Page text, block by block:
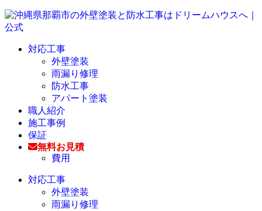
対応工事
外壁塗装
雨漏り修理
防水工事
アパート塗装
職人紹介
施工事例
保証
無料お見積
費用
対応工事
外壁塗装
雨漏り修理